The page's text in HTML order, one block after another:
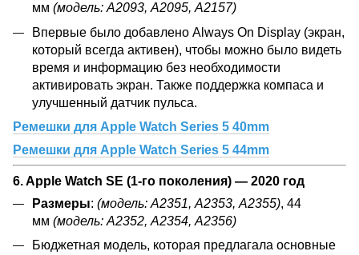
мм (модель: А2093, А2095, А2157)
Впервые было добавлено Always On Display (экран,
который всегда активен), чтобы можно было видеть
время и информацию без необходимости
активировать экран. Также поддержка компаса и
улучшенный датчик пульса.
Ремешки для Apple Watch Series 5 40mm
Ремешки для Apple Watch Series 5 44mm
6. Apple Watch SE (1-го поколения) — 2020 год
Размеры: (модель: А2351, А2353, А2355), 44
мм (модель: А2352, А2354, А2356)
Бюджетная модель, которая предлагала основные